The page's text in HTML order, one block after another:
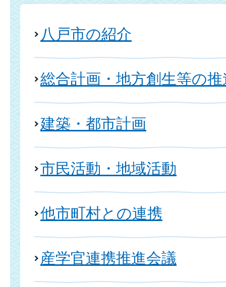
八戸市の紹介
総合計画・地方創生等の推
建築・都市計画
市民活動・地域活動
他市町村との連携
産学官連携推進会議